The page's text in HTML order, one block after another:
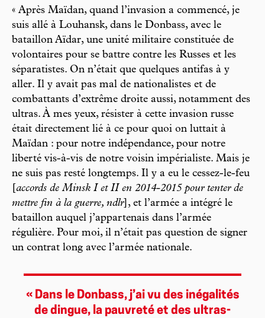
« Après Maïdan, quand l’invasion a commencé, je
suis allé à Louhansk, dans le Donbass, avec le
bataillon Aïdar, une unité militaire constituée de
volontaires pour se battre contre les Russes et les
séparatistes. On n’était que quelques antifas à y
aller. Il y avait pas mal de nationalistes et de
combattants d’extrême droite aussi, notamment des
ultras. À mes yeux, résister à cette invasion russe
était directement lié à ce pour quoi on luttait à
Maïdan : pour notre indépendance, pour notre
liberté vis-à-vis de notre voisin impérialiste. Mais je
ne suis pas resté longtemps. Il y a eu le cessez-le-feu
accords de Minsk I et II en 2014-2015 pour tenter de
mettre fin à la guerre, ndlr], et l’armée a intégré le
bataillon auquel j’appartenais dans l’armée
régulière. Pour moi, il n’était pas question de signer
un contrat long avec l’armée nationale.
« Dans le Donbass, j’ai vu des inégalités
de dingue, la pauvreté et des ultras-